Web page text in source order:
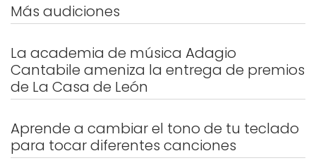
Más audiciones
La academia de música Adagio
Cantabile ameniza la entrega de premios
de La Casa de León
Aprende a cambiar el tono de tu teclado
para tocar diferentes canciones